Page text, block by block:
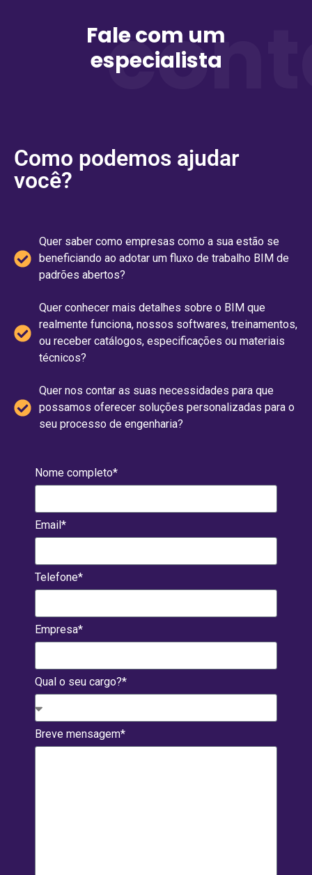
Fale com um
especialista
Como podemos ajudar
você?
Quer saber como empresas como a sua estão se
beneficiando ao adotar um fluxo de trabalho BIM de
padrões abertos?
Quer conhecer mais detalhes sobre o BIM que
realmente funciona, nossos softwares, treinamentos,
ou receber catálogos, especificações ou materiais
técnicos?
Quer nos contar as suas necessidades para que
possamos oferecer soluções personalizadas para o
seu processo de engenharia?
Nome completo*
Email*
Telefone*
Empresa*
Qual o seu cargo?*
Breve mensagem*